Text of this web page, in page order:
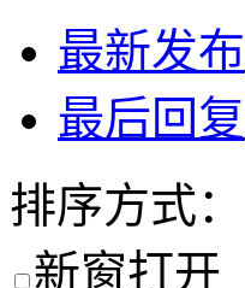
最新发布
最后回复
排序方式：
新窗打开